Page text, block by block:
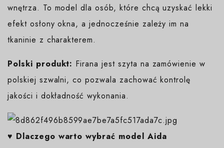
wnętrza. To model dla osób, które chcą uzyskać lekki
efekt osłony okna, a jednocześnie zależy im na
tkaninie z charakterem.
Polski produkt: Firana jest szyta na zamówienie w
polskiej szwalni, co pozwala zachować kontrolę
jakości i dokładność wykonania.
♥️ Dlaczego warto wybrać model Aida